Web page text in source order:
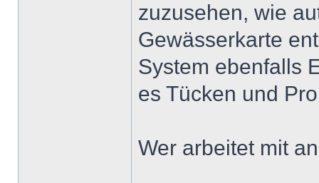
zuzusehen, wie
Gewässerkarte
System ebenfalls
es Tücken und
Wer arbeitet mit